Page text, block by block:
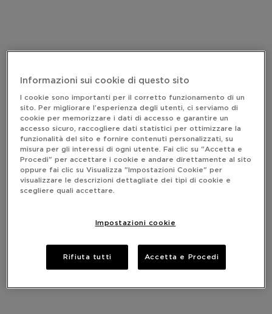
Informazioni sui cookie di questo sito
I cookie sono importanti per il corretto funzionamento di un
sito. Per migliorare l’esperienza degli utenti, ci serviamo di
cookie per memorizzare i dati di accesso e garantire un
accesso sicuro, raccogliere dati statistici per ottimizzare la
funzionalità del sito e fornire contenuti personalizzati, su
misura per gli interessi di ogni utente. Fai clic su "Accetta e
Procedi" per accettare i cookie e andare direttamente al sito
oppure fai clic su Visualizza "Impostazioni Cookie" per
visualizzare le descrizioni dettagliate dei tipi di cookie e
scegliere quali accettare.
Impostazioni cookie
Rifiuta tutti Accetta e Procedi